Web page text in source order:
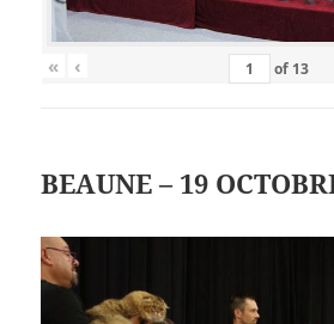
« ‹ of 13
BEAUNE – 19